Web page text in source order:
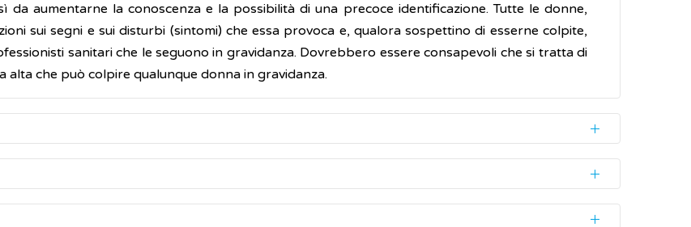
da aumentarne la conoscenza e la possibilità di una precoce identificazione. Tutte le donne,
sui segni e sui disturbi (sintomi) che essa provoca e, qualora sospettino di esserne colpite,
sanitari che le seguono in gravidanza. Dovrebbero essere consapevoli che si tratta di
che può colpire qualunque donna in gravidanza.
20° settimana di
sei settimane dopo il parto.
Alla base della malattia si riconosce un’alterazione nello sviluppo della placenta e dei vasi